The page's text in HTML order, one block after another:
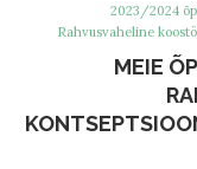
2023/2024
Rahvusvaheline
MEIE